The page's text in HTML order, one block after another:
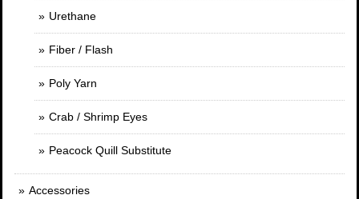
Urethane
Fiber / Flash
Poly Yarn
Crab / Shrimp Eyes
Peacock Quill Substitute
Accessories